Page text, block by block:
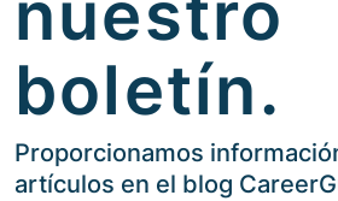
boletín.
Proporcionamos
artículos en el blog